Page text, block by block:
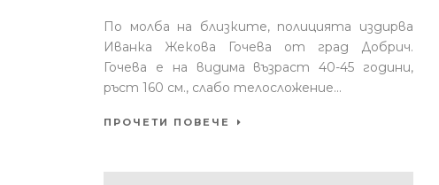
По молба на близките, полицията издирва
Иванка Жекова Гочева от град Добрич.
Гочева е на видима възраст 40-45 години,
ръст 160 см., слабо телосложение...
ПРОЧЕТИ ПОВЕЧЕ